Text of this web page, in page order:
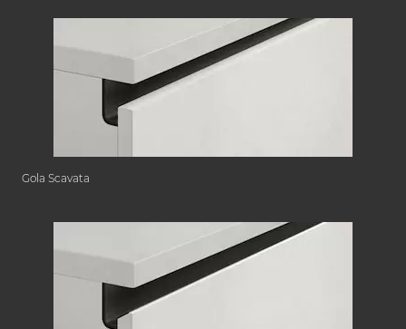
Gola Scavata